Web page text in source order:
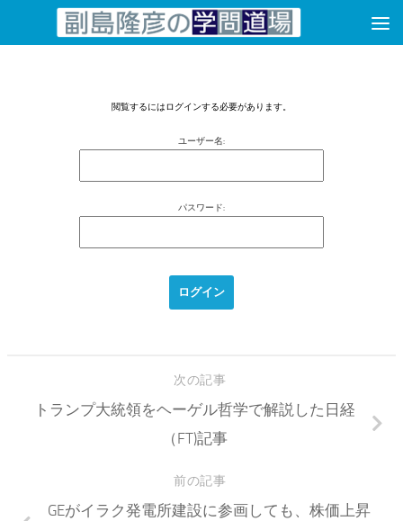
コンテンツへスキップ
閲覧するにはログインする必要があります。
ユーザー名:
パスワード:
次の記事
トランプ大統領をヘーゲル哲学で解説した日経
（FT)記事
前の記事
GEがイラク発電所建設に参画しても、株価上昇